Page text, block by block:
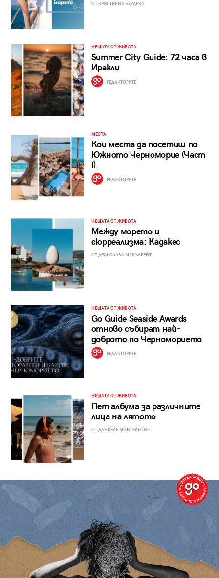
ОТ КРИСТИЯНА БУРДЕВА
НЕЩАТА ОТ ЖИВОТА
Summer City Guide: 72 часа в
Иракли
РЕДАКТОРИТЕ
МЕСТА
Кои места да посетиш по
Южното Черноморие (Част
I)
РЕДАКТОРИТЕ
НЕЩАТА ОТ ЖИВОТА
Между морето и
сюрреализма: Кадакес
ОТ ДЕСИСЛАВА МАКЪЛРЕЙТ
НЕЩАТА ОТ ЖИВОТА
Go Guide Seaside Awards
отново събират най-
доброто по Черноморието
РЕДАКТОРИТЕ
НЕЩАТА ОТ ЖИВОТА
Пет албума за различните
лица на лятото
ОТ ДАНИЕЛЕ МОНТЕЛЕОНЕ